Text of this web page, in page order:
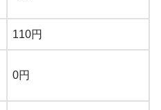
110円
0円